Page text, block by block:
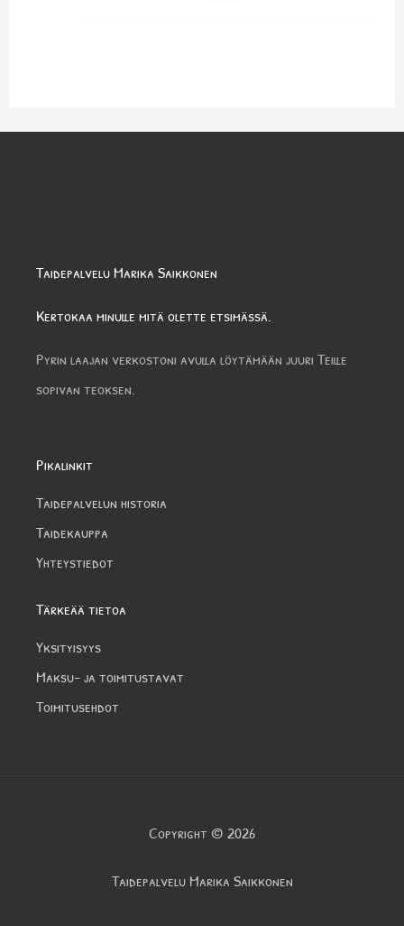
Taidepalvelu Marika Saikkonen
Kertokaa minulle mitä olette etsimässä.
Pyrin laajan verkostoni avulla löytämään juuri Teille
sopivan teoksen.
Pikalinkit
Taidepalvelun historia
Taidekauppa
Yhteystiedot
Tärkeää tietoa
Yksityisyys
Maksu- ja toimitustavat
Toimitusehdot
Copyright © 2026
Taidepalvelu Marika Saikkonen